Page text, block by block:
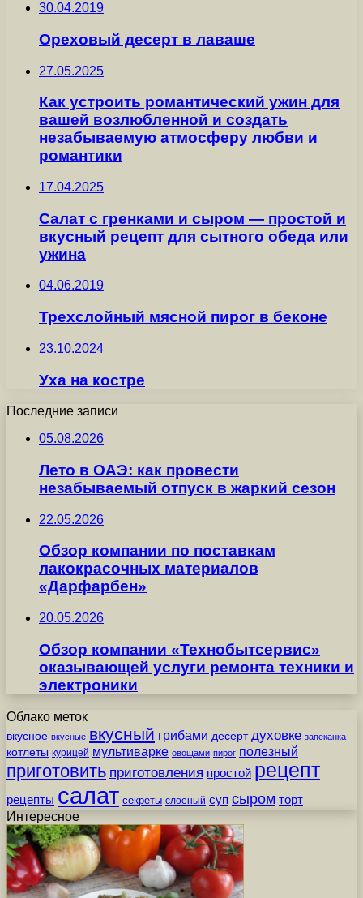
30.04.2019
Ореховый десерт в лаваше
27.05.2025
Как устроить романтический ужин для
вашей возлюбленной и создать
незабываемую атмосферу любви и
романтики
17.04.2025
Салат с гренками и сыром — простой и
вкусный рецепт для сытного обеда или
ужина
04.06.2019
Трехслойный мясной пирог в беконе
23.10.2024
Уха на костре
Последние записи
05.08.2026
Лето в ОАЭ: как провести
незабываемый отпуск в жаркий сезон
22.05.2026
Обзор компании по поставкам
лакокрасочных материалов
«Дарфарбен»
20.05.2026
Обзор компании «Технобытсервис»
оказывающей услуги ремонта техники и
электроники
Облако меток
вкусное вкусные вкусный грибами десерт духовке запеканка
котлеты курицей мультиварке овощами пирог полезный
приготовить приготовления простой рецепт
рецепты салат секреты слоеный суп сыром торт
Интересное